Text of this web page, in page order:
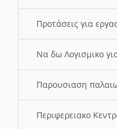
Προτάσεις για
Να δω Λογισμικο
Παρουσιαση
Περιφερειακο